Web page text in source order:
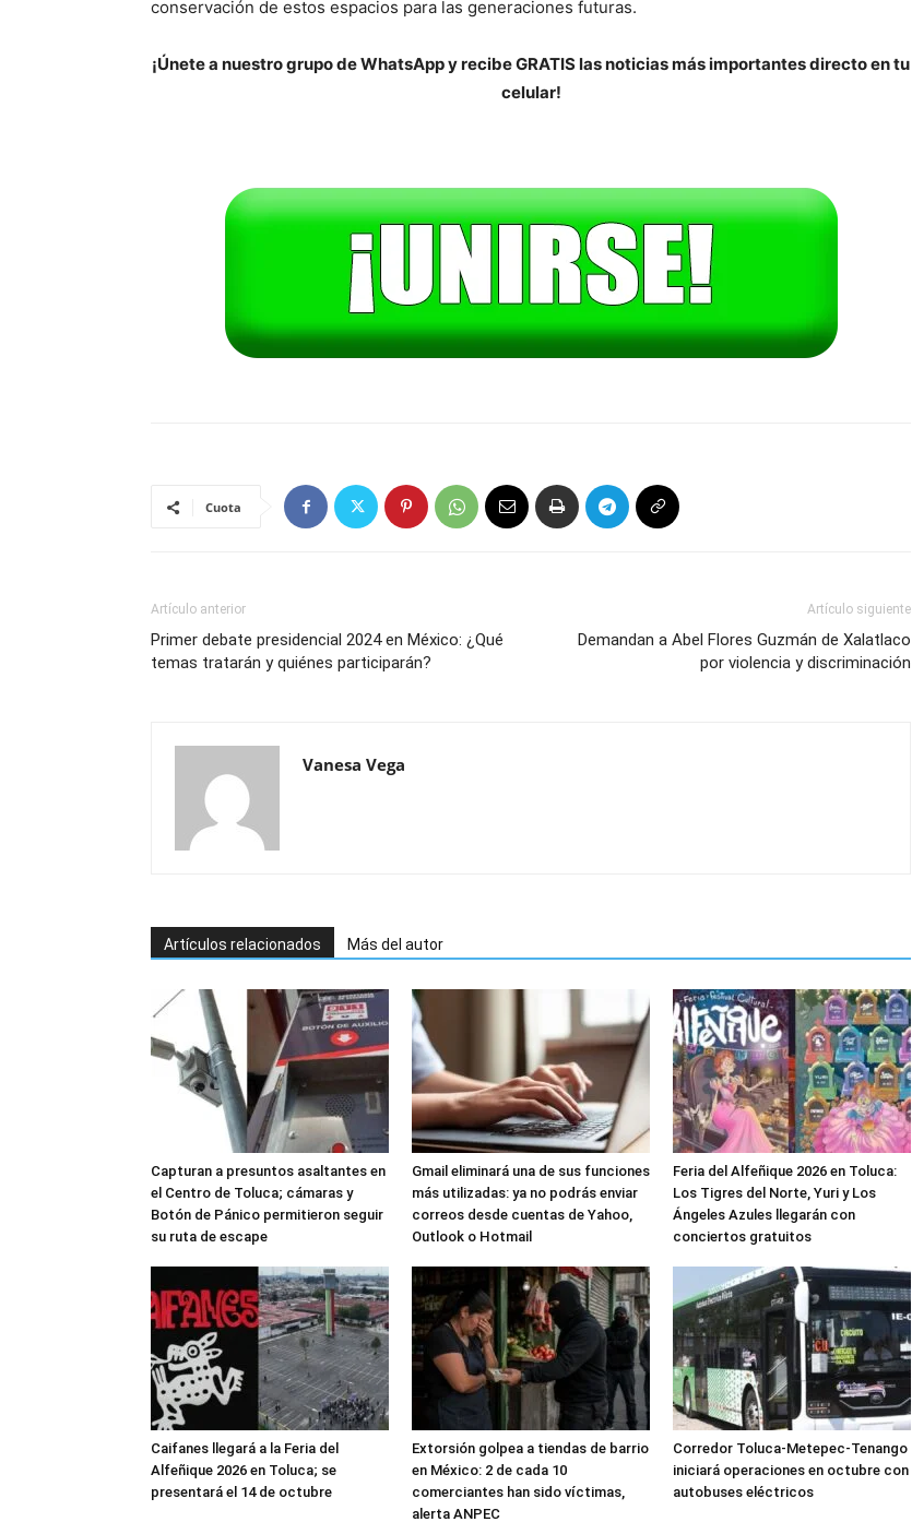
conservación de estos espacios para las generaciones futuras.
¡Únete a nuestro grupo de WhatsApp y recibe GRATIS las noticias más importantes directo en tu
celular!
Cuota
Artículo anterior
Primer debate presidencial 2024 en México: ¿Qué
temas tratarán y quiénes participarán?
Artículo siguiente
Demandan a Abel Flores Guzmán de Xalatlaco
por violencia y discriminación
Vanesa Vega
Artículos relacionados Más del autor
Capturan a presuntos asaltantes en
el Centro de Toluca; cámaras y
Botón de Pánico permitieron seguir
su ruta de escape
Gmail eliminará una de sus funciones
más utilizadas: ya no podrás enviar
correos desde cuentas de Yahoo,
Outlook o Hotmail
Feria del Alfeñique 2026 en Toluca:
Los Tigres del Norte, Yuri y Los
Ángeles Azules llegarán con
conciertos gratuitos
Caifanes llegará a la Feria del
Alfeñique 2026 en Toluca; se
presentará el 14 de octubre
Extorsión golpea a tiendas de barrio
en México: 2 de cada 10
comerciantes han sido víctimas,
alerta ANPEC
Corredor Toluca-Metepec-Tenango
iniciará operaciones en octubre con
autobuses eléctricos